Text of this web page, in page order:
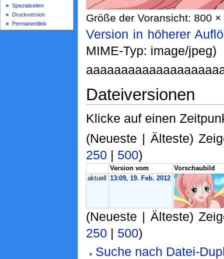
Größe der Voransicht: 800
Version in höherer
MIME-Typ: image/jpeg)
Dateiversionen
Klicke auf einen
(Neueste | Älteste)
250 | 500)
Version vom
Vorschaubild
aktuell
13:09, 19. Feb. 2012
(Neueste | Älteste)
250 | 500)
Suche nach Datei-
Spezialseiten
Druckversion
Permanentlink